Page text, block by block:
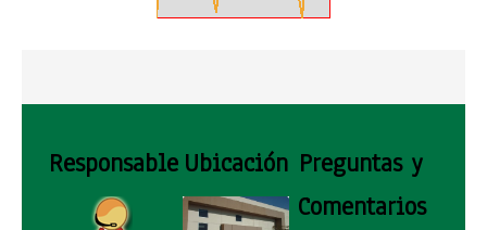
Responsable Ubicación Preguntas y
Comentarios